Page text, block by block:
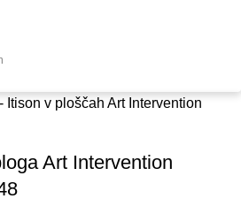
Art Intervention